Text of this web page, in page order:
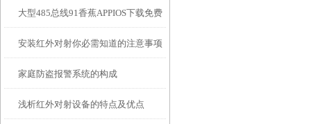
大型485总线91香蕉APPIOS下载免费
设备施工注意事项
安装红外对射你必需知道的注意事项
家庭防盗报警系统的构成
浅析红外对射设备的特点及优点